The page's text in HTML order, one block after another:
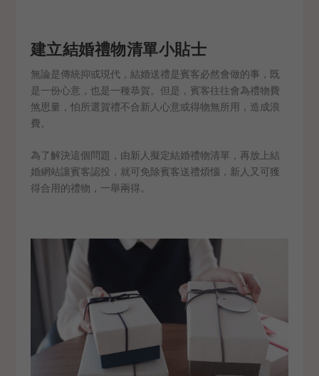
建立結婚禮物清單小貼士
無論是傳統抑或現代，結婚送禮是賓客必然會做的事，既
是一份心意，也是一種恭賀。但是，賓客往往會為禮物費
煞思量，怕所選賀禮不合新人心意或得物無所用，造成浪
費。
為了解決這個問題，由新人擬定結婚禮物清單，再放上結
婚網站讓賓客認投，就可免除賓客送禮煩惱，新人又可獲
得合用的禮物，一舉兩得。